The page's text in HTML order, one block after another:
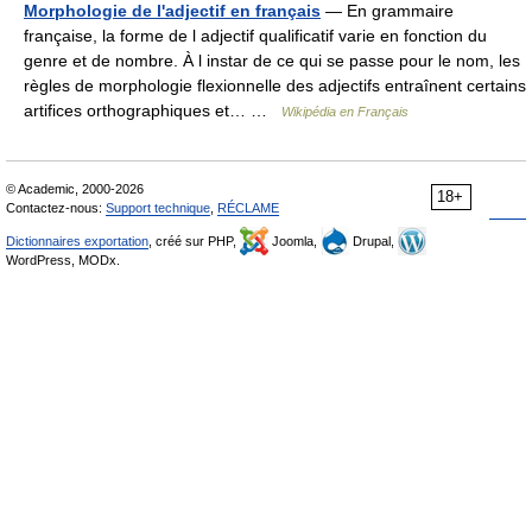
Morphologie de l'adjectif en français — En grammaire
française, la forme de l adjectif qualificatif varie en fonction du
genre et de nombre. À l instar de ce qui se passe pour le nom, les
règles de morphologie flexionnelle des adjectifs entraînent certains
artifices orthographiques et… …
Wikipédia en Français
18+
© Academic, 2000-2026
Contactez-nous: Support technique RÉCLAME
Dictionnaires exportation , créé sur PHP, Joomla,
Drupal,
WordPress, MODx.